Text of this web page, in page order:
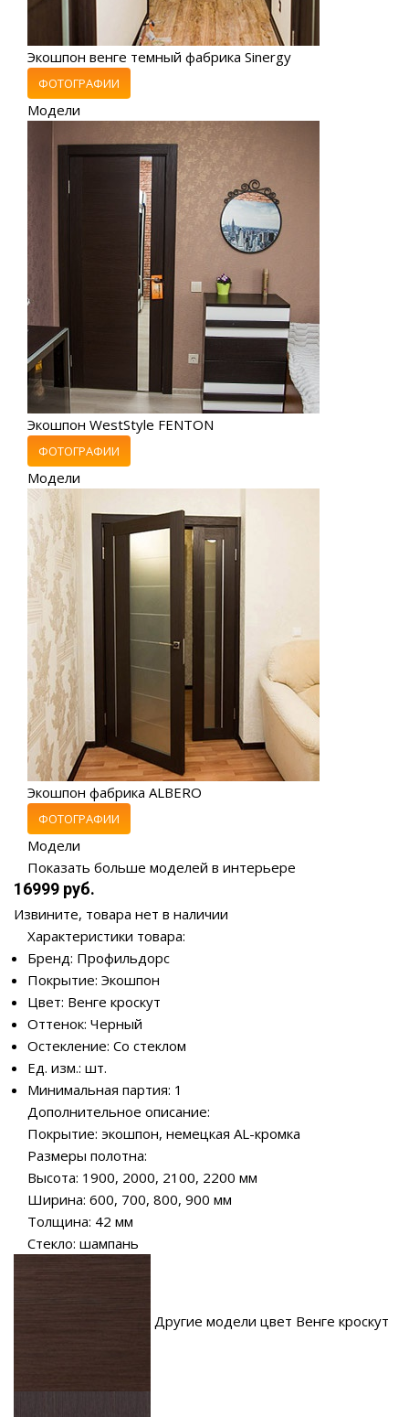
Экошпон венге темный фабрика Sinergy
ФОТОГРАФИИ
Модели
Экошпон WestStyle FENTON
ФОТОГРАФИИ
Модели
Экошпон фабрика ALBERO
ФОТОГРАФИИ
Модели
Показать больше моделей в интерьере
16999 руб.
Извините, товара нет в наличии
Характеристики товара:
Бренд: Профильдорс
Покрытие: Экошпон
Цвет: Венге кроскут
Оттенок: Черный
Остекление: Со стеклом
Ед. изм.: шт.
Минимальная партия: 1
Дополнительное описание:
Покрытие: экошпон, немецкая AL-кромка
Размеры полотна:
Высота: 1900, 2000, 2100, 2200 мм
Ширина: 600, 700, 800, 900 мм
Толщина: 42 мм
Стекло: шампань
Другие модели цвет Венге кроскут